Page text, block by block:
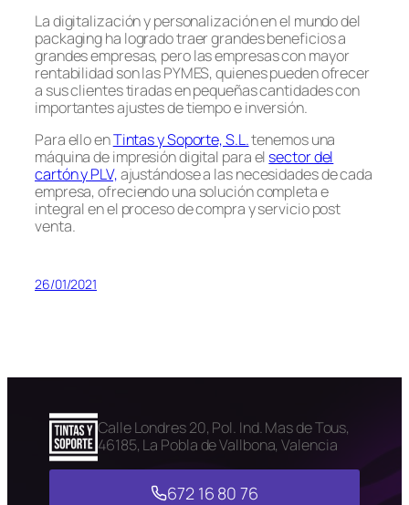
La digitalización y personalización en el mundo del
packaging ha logrado traer grandes beneficios a
grandes empresas, pero las empresas con mayor
rentabilidad son las PYMES, quienes pueden ofrecer
a sus clientes tiradas en pequeñas cantidades con
importantes ajustes de tiempo e inversión.
Para ello enTintas y Soporte, S.L.tenemos una
máquina de impresión digital para el sector del
cartón y PLV,ajustándose a las necesidades de cada
empresa, ofreciendo una solución completa e
integral en el proceso de compra y servicio post
venta.
26/01/2021
Calle Londres 20, Pol. Ind. Mas de Tous,
46185, La Pobla de Vallbona, Valencia
672 16 80 76